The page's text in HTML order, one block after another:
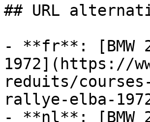
## URL
- **fr**: [BMW
1972](https://
reduits/
rallye-elba-
- **nl**: [BMW